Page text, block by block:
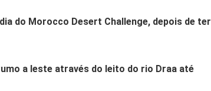
do Morocco Desert Challenge, depois de ter
a leste através do leito do rio Draa até